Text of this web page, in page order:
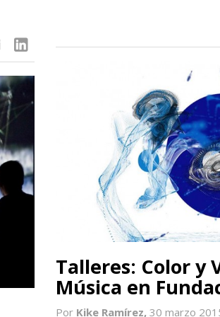
linkedin
Talleres: Color y
Música en
Por Kike Ramírez, 30 marzo